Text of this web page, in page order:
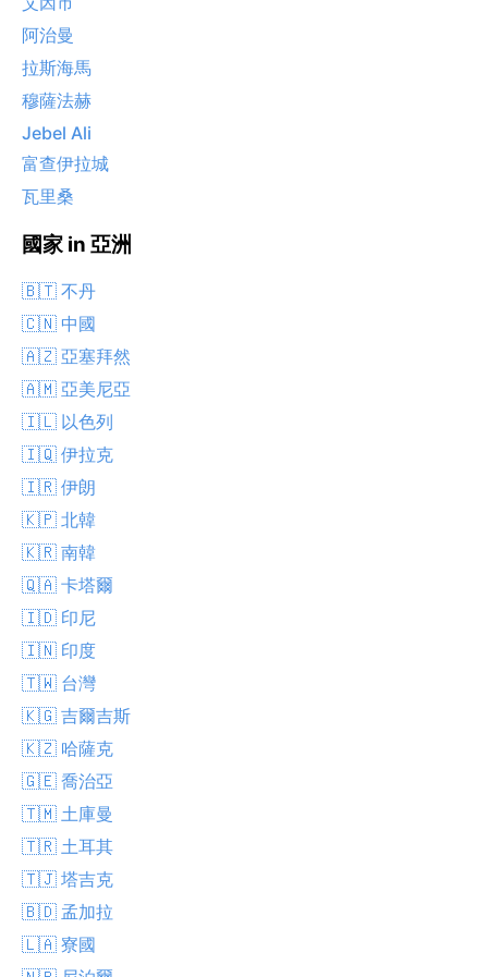
阿治曼
拉斯海馬
穆薩法赫
Jebel Ali
富查伊拉城
瓦里桑
國家 in 亞洲
🇧🇹 不丹
🇨🇳 中國
🇦🇿 亞塞拜然
🇦🇲 亞美尼亞
🇮🇱 以色列
🇮🇶 伊拉克
🇮🇷 伊朗
🇰🇵 北韓
🇰🇷 南韓
🇶🇦 卡塔爾
🇮🇩 印尼
🇮🇳 印度
🇹🇼 台灣
🇰🇬 吉爾吉斯
🇰🇿 哈薩克
🇬🇪 喬治亞
🇹🇲 土庫曼
🇹🇷 土耳其
🇹🇯 塔吉克
🇧🇩 孟加拉
🇱🇦 寮國